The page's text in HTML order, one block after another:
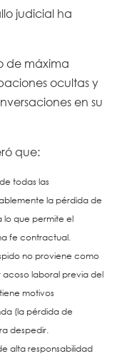
judicial ha
de máxima
ocultas y
en su
que:
todas las
la pérdida de
lo que permite el
fe contractual.
no proviene como
laboral previa del
motivos
(la pérdida de
despedir.
alta responsabilidad